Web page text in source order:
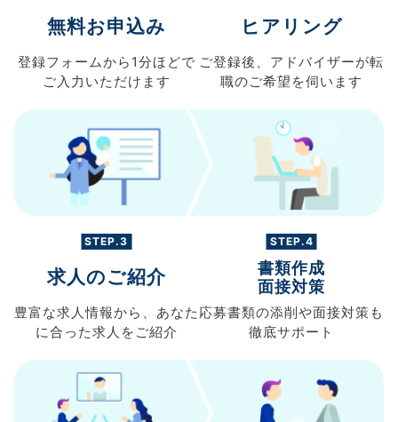
無料お申込み
登録フォームから 1分ほどで
ご入力 いただけます
ヒアリング
ご登録後、 アドバイザーが転
職のご希望を伺います
STEP.3
求人のご紹介
豊富な求人情報から、 あなた
に合った求人を ご紹介
STEP.4
書類作成
面接対策
応募書類の添削や面接対策も
徹底サポート